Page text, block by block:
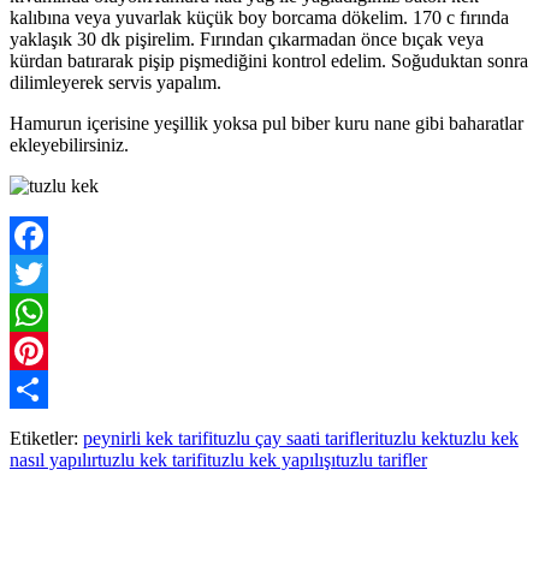
kalıbına veya yuvarlak küçük boy borcama dökelim. 170 c fırında
yaklaşık 30 dk pişirelim. Fırından çıkarmadan önce bıçak veya
kürdan batırarak pişip pişmediğini kontrol edelim. Soğuduktan sonra
dilimleyerek servis yapalım.
Hamurun içerisine yeşillik yoksa pul biber kuru nane gibi baharatlar
ekleyebilirsiniz.
Facebook
Twitter
WhatsApp
Pinterest
Paylaş
Etiketler: peynirli kek tarifituzlu çay saati tariflerituzlu kektuzlu kek
nasıl yapılırtuzlu kek tarifituzlu kek yapılışıtuzlu tarifler